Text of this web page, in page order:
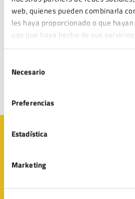
web, quienes pueden combinarla
les haya proporcionado o que
uso que haya hecho de sus
información consulte nuestra
Necesario
Preferencias
Estadística
Marketing
Contacte con Legitec, una de las
de protección de datos en Sevilla,
analizará sus necesidades y
una evaluación económica de los
Presupuesto de
Informe de Situación LOPD de su